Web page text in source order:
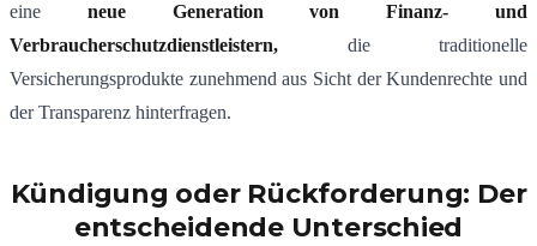
eine neue Generation von Finanz- und
Verbraucherschutzdienstleistern, die traditionelle
Versicherungsprodukte zunehmend aus Sicht der Kundenrechte und
der Transparenz hinterfragen.
Kündigung oder Rückforderung: Der
entscheidende Unterschied